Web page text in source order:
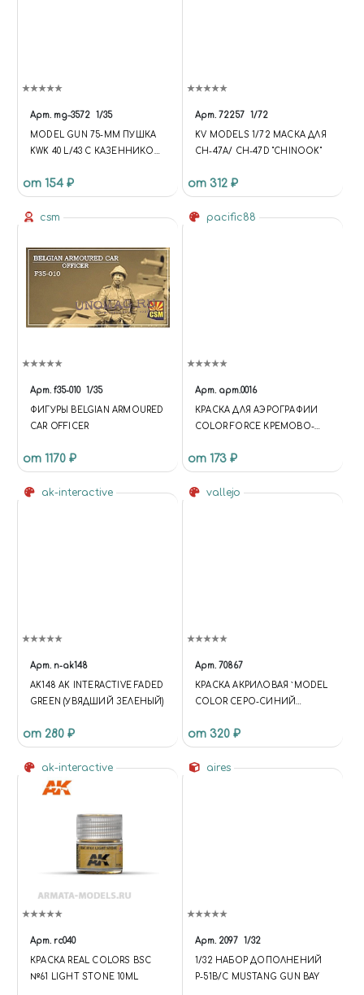
Арт. mg-3572 1/35
MODEL GUN 75-ММ ПУШКА
KWK 40 L/43 С КАЗЕННИКОМ,
ДУЛЬНИКА
от 154 ₽
Арт. 72257 1/72
KV MODELS 1/72 МАСКА ДЛЯ
CH-47A/ CH-47D "CHINOOK"
от 312 ₽
csm
Арт. f35-010 1/35
ФИГУРЫ BELGIAN ARMOURED
CAR OFFICER
от 1170 ₽
pacific88
Арт. арт.0016
КРАСКА ДЛЯ АЭРОГРАФИИ
COLOR FORCE КРЕМОВО-
от 173 ₽
ak-interactive
Арт. n-ak148
AK148 AK INTERACTIVE FADED
GREEN (УВЯДШИЙ ЗЕЛЕНЫЙ)
от 280 ₽
vallejo
Арт. 70867
КРАСКА АКРИЛОВАЯ `MODEL
COLOR СЕРО-СИНИЙ
от 320 ₽
ak-interactive
Арт. rc040
КРАСКА REAL COLORS BSC
№61 LIGHT STONE 10ML
aires
Арт. 2097 1/32
1/32 НАБОР ДОПОЛНЕНИЙ
P-51B/C MUSTANG GUN BAY